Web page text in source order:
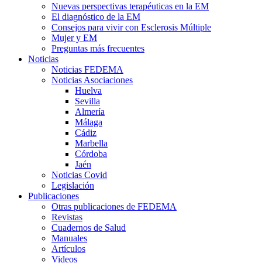
Nuevas perspectivas terapéuticas en la EM
El diagnóstico de la EM
Consejos para vivir con Esclerosis Múltiple
Mujer y EM
Preguntas más frecuentes
Noticias
Noticias FEDEMA
Noticias Asociaciones
Huelva
Sevilla
Almería
Málaga
Cádiz
Marbella
Córdoba
Jaén
Noticias Covid
Legislación
Publicaciones
Otras publicaciones de FEDEMA
Revistas
Cuadernos de Salud
Manuales
Artículos
Videos